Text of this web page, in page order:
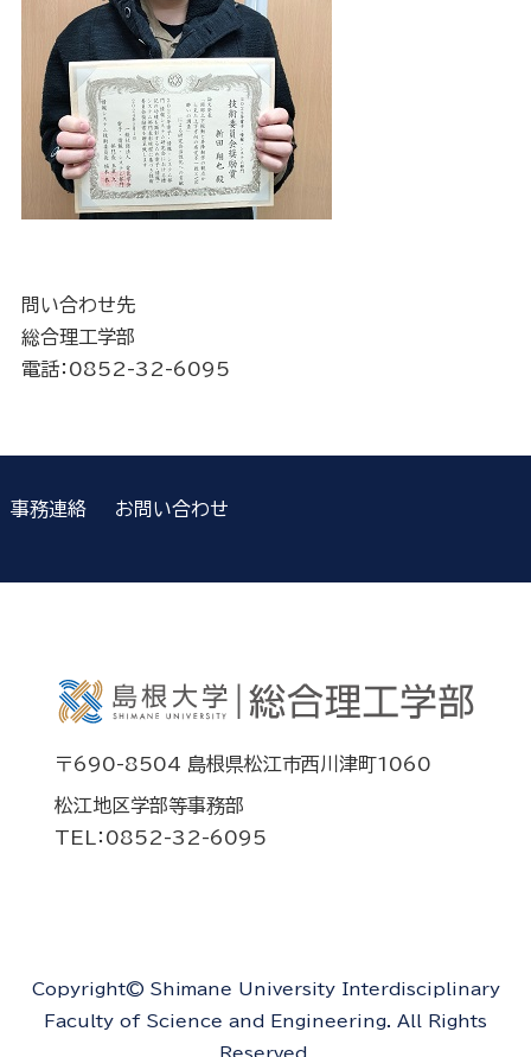
問い合わせ先
総合理工学部
電話：0852-32-6095
事務連絡 お問い合わせ
〒690-8504 島根県松江市西川津町1060
松江地区学部等事務部
TEL：0852-32-6095
Copyright© Shimane University Interdisciplinary
Faculty of Science and Engineering. All Rights
Reserved.